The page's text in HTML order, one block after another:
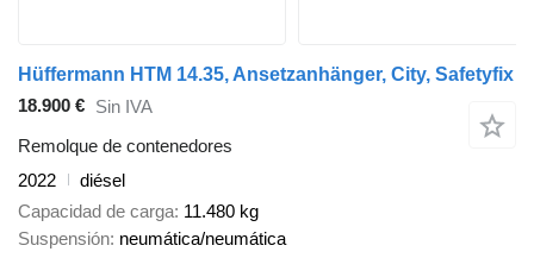
Hüffermann HTM 14.35, Ansetzanhänger, City, Safetyfix
18.900 € Sin IVA
Remolque de contenedores
2022
diésel
Capacidad de carga 11.480 kg
Suspensión neumática/neumática